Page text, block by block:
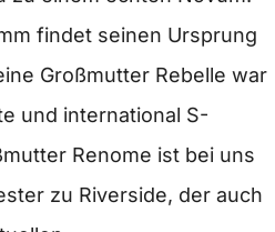
findet seinen Ursprung
Großmutter Rebelle war
und international S-
Renome ist bei uns
zu Riverside, der auch